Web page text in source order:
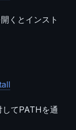
くとインスト
てPATHを通